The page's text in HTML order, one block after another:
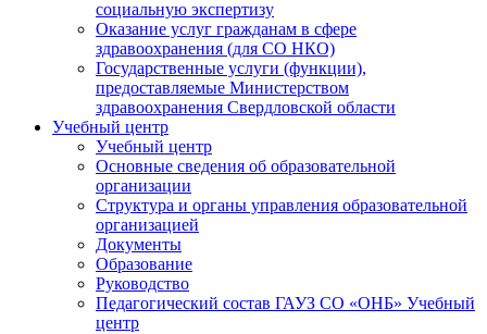
социальную экспертизу
Оказание услуг гражданам в сфере
здравоохранения (для СО НКО)
Государственные услуги (функции),
предоставляемые Министерством
здравоохранения Свердловской области
Учебный центр
Учебный центр
Основные сведения об образовательной
организации
Структура и органы управления образовательной
организацией
Документы
Образование
Руководство
Педагогический состав ГАУЗ СО «ОНБ» Учебный
центр